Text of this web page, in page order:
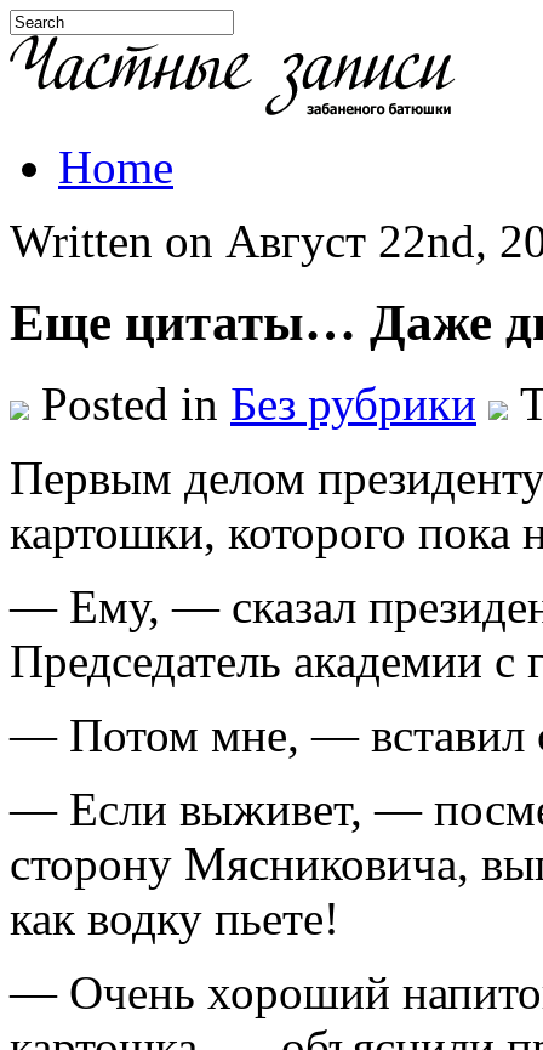
Home
Written on Август 22nd,
Еще цитаты… Даже
Posted in Без рубрики
Первым делом
картошки, которого пока
— Ему, — сказал
Председатель академии с
— Потом мне, — вставил
— Если выживет, —
сторону Мясниковича,
как водку пьете!
— Очень хороший